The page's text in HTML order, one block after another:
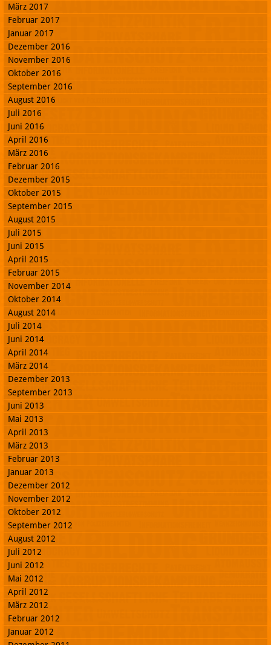
März 2017
Februar 2017
Januar 2017
Dezember 2016
November 2016
Oktober 2016
September 2016
August 2016
Juli 2016
Juni 2016
April 2016
März 2016
Februar 2016
Dezember 2015
Oktober 2015
September 2015
August 2015
Juli 2015
Juni 2015
April 2015
Februar 2015
November 2014
Oktober 2014
August 2014
Juli 2014
Juni 2014
April 2014
März 2014
Dezember 2013
September 2013
Juni 2013
Mai 2013
April 2013
März 2013
Februar 2013
Januar 2013
Dezember 2012
November 2012
Oktober 2012
September 2012
August 2012
Juli 2012
Juni 2012
Mai 2012
April 2012
März 2012
Februar 2012
Januar 2012